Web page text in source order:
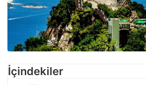
İçindekiler